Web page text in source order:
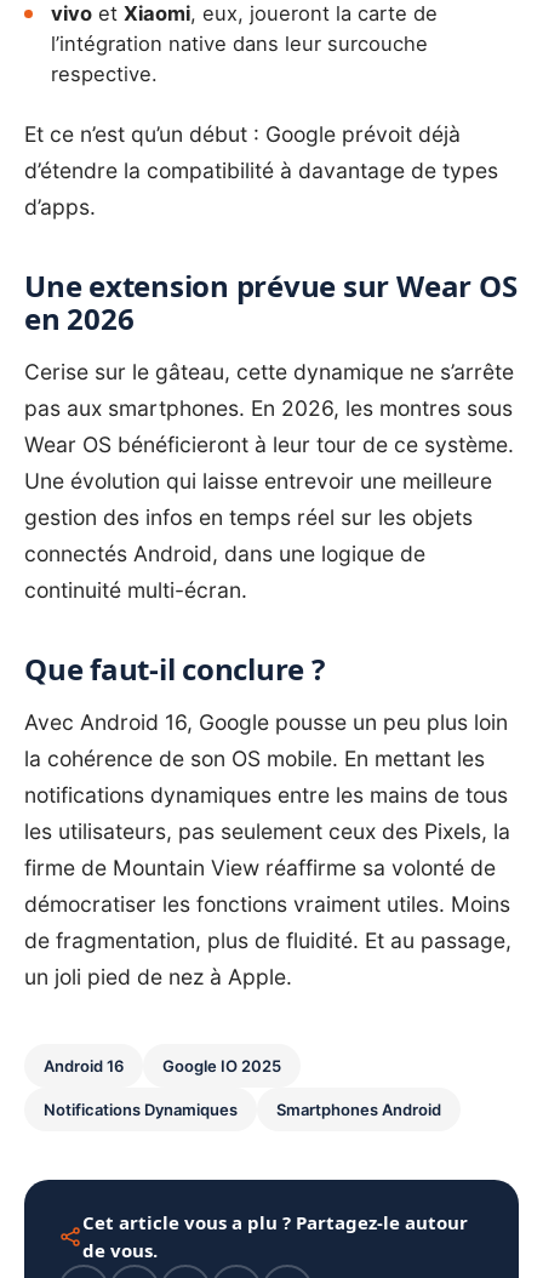
vivo et Xiaomi, eux, joueront la carte de
l’intégration native dans leur surcouche
respective.
Et ce n’est qu’un début : Google prévoit déjà
d’étendre la compatibilité à davantage de types
d’apps.
Une extension prévue sur Wear OS
en 2026
Cerise sur le gâteau, cette dynamique ne s’arrête
pas aux smartphones. En 2026, les montres sous
Wear OS bénéficieront à leur tour de ce système.
Une évolution qui laisse entrevoir une meilleure
gestion des infos en temps réel sur les objets
connectés Android, dans une logique de
continuité multi-écran.
Que faut-il conclure ?
Avec Android 16, Google pousse un peu plus loin
la cohérence de son OS mobile. En mettant les
notifications dynamiques entre les mains de tous
les utilisateurs, pas seulement ceux des Pixels, la
firme de Mountain View réaffirme sa volonté de
démocratiser les fonctions vraiment utiles. Moins
de fragmentation, plus de fluidité. Et au passage,
un joli pied de nez à Apple.
Android 16 Google IO 2025
Notifications Dynamiques Smartphones Android
Cet article vous a plu ? Partagez-le autour
de vous.